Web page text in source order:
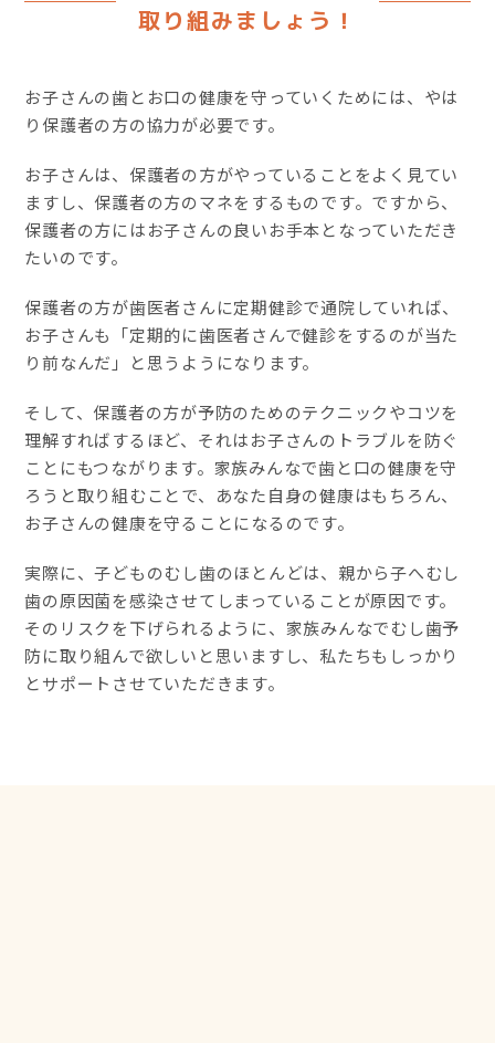
取り組みましょう！
お子さんの歯とお口の健康を守っていくためには、やは
り保護者の方の協力が必要です。
お子さんは、保護者の方がやっていることをよく見てい
ますし、保護者の方のマネをするものです。ですから、
保護者の方にはお子さんの良いお手本となっていただき
たいのです。
保護者の方が歯医者さんに定期健診で通院していれば、
お子さんも「定期的に歯医者さんで健診をするのが当た
り前なんだ」と思うようになります。
そして、保護者の方が予防のためのテクニックやコツを
理解すればするほど、それはお子さんのトラブルを防ぐ
ことにもつながります。家族みんなで歯と口の健康を守
ろうと取り組むことで、あなた自身の健康はもちろん、
お子さんの健康を守ることになるのです。
実際に、子どものむし歯のほとんどは、親から子へむし
歯の原因菌を感染させてしまっていることが原因です。
そのリスクを下げられるように、家族みんなでむし歯予
防に取り組んで欲しいと思いますし、私たちもしっかり
とサポートさせていただきます。